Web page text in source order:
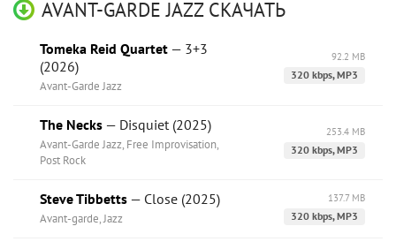
AVANT-GARDE JAZZ СКАЧАТЬ
Tomeka Reid Quartet — 3+3
(2026)
Avant-Garde Jazz
92.2 MB
320 kbps, MP3
The Necks — Disquiet (2025)
Avant-Garde Jazz, Free Improvisation,
Post Rock
253.4 MB
320 kbps, MP3
Steve Tibbetts — Close (2025)
Avant-garde, Jazz
137.7 MB
320 kbps, MP3